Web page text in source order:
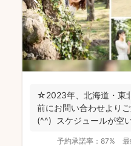
☆2023年、北海道・東
前にお問い合わせより
(^^) スケジュールが空
予約承諾率： 87% 最